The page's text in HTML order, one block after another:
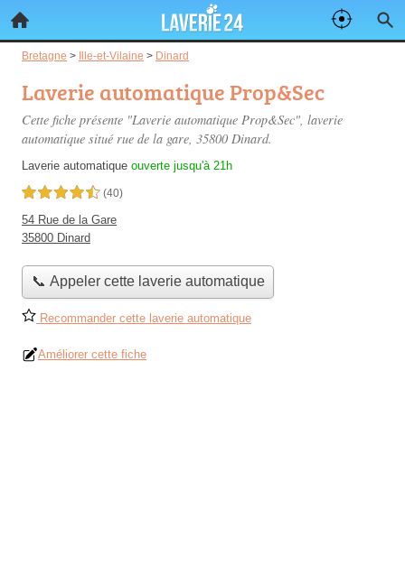
Bretagne > Ille-et-Vilaine > Dinard
Laverie automatique Prop&Sec
Cette fiche présente "Laverie automatique Prop&Sec", laverie
automatique situé rue de la gare, 35800 Dinard.
Laverie automatique ouverte jusqu'à 21h
4,5 étoiles sur 5 (40)
54 Rue de la Gare
35800 Dinard
📞 Appeler cette laverie automatique
Recommander cette laverie automatique
Améliorer cette fiche